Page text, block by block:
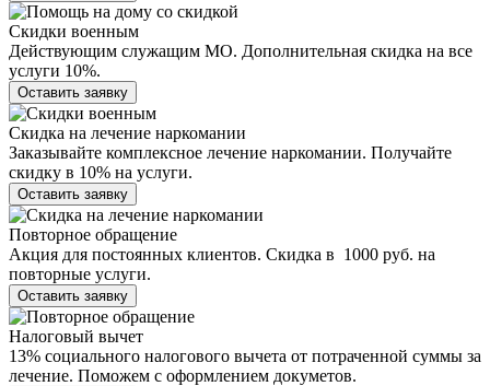
Скидки военным
Действующим служащим МО. Дополнительная скидка на все
услуги 10%.
Оставить заявку
Скидка на лечение наркомании
Заказывайте комплексное лечение наркомании. Получайте
скидку в 10% на услуги.
Оставить заявку
Повторное обращение
Акция для постоянных клиентов. Скидка в 1000 руб. на
повторные услуги.
Оставить заявку
Налоговый вычет
13% социального налогового вычета от потраченной суммы за
лечение. Поможем с оформлением докуметов.